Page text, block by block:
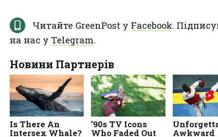
Читайте GreenPost у Facebook.
на нас у Telegram.